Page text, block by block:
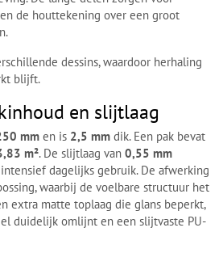
de houttekening over een groot
dessins, waardoor herhaling
blijft.
en slijtlaag
mm en is 2,5 mm dik. Een pak bevat
m². De slijtlaag van 0,55 mm
dagelijks gebruik. De afwerking
waarbij de voelbare structuur het
extra matte toplaag die glans beperkt,
duidelijk omlijnt en een slijtvaste PU-